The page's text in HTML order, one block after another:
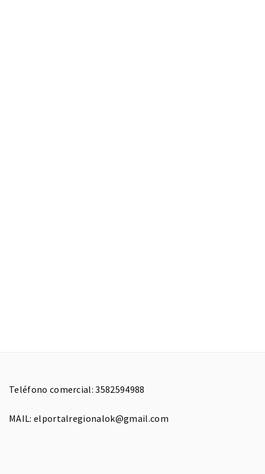
Teléfono comercial: 3582594988
MAIL: elportalregionalok@gmail.com